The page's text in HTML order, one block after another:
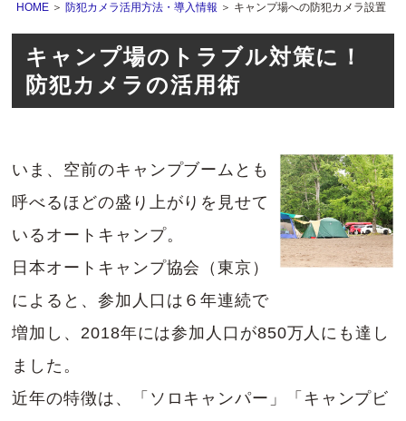
HOME ＞ 防犯カメラ活用方法・導入情報 ＞ キャンプ場への防犯カメラ設置
キャンプ場のトラブル対策に！
防犯カメラの活用術
いま、空前のキャンプブームとも
呼べるほどの盛り上がりを見せて
いるオートキャンプ。
日本オートキャンプ協会（東京）
によると、参加人口は６年連続で
増加し、2018年には参加人口が850万人にも達し
ました。
近年の特徴は、「ソロキャンパー」「キャンプビ